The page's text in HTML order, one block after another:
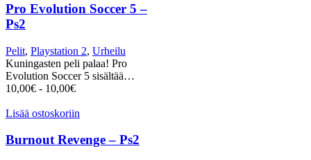
Pro Evolution Soccer 5 –
Ps2
Pelit, Playstation 2, Urheilu
Kuningasten peli palaa! Pro
Evolution Soccer 5 sisältää…
10,00€ - 10,00€
Lisää ostoskoriin
Burnout Revenge – Ps2